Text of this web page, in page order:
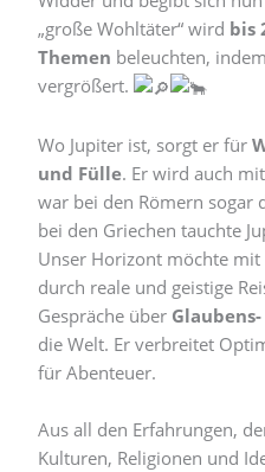
„große Wohltäter“ wird bis
Themen beleuchten,
vergrößert.
Wo Jupiter ist, sorgt er für
und Fülle. Er wird auch
war bei den Römern sogar
bei den Griechen tauchte
Unser Horizont möchte
durch reale und geistige
Gespräche über
die Welt. Er verbreitet
für Abenteuer.
Aus all den Erfahrungen,
Kulturen, Religionen und